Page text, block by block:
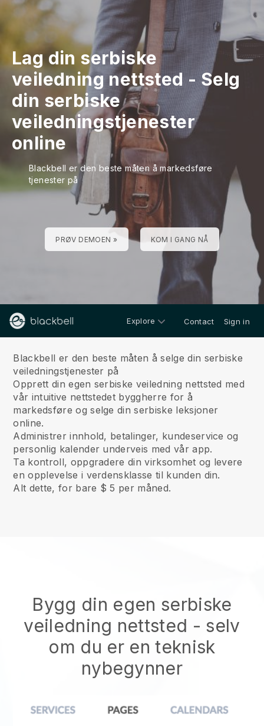
Lag din serbiske
veiledning nettsted-Selg
din serbiske
veiledningstjenester
online
Blackbell er den beste måten å markedsføre
tjenester på
PRØV DEMOEN » KOM I GANG NÅ
Explore Contact Sign in
Blackbell er den beste måten å selge din serbiske
veiledningstjenester på
Opprett din egen serbiske veiledning nettsted med
vår intuitive nettstedet byggherre for å
markedsføre og selge din serbiske leksjoner
online.
Administrer innhold, betalinger, kundeservice og
personlig kalender underveis med vår app.
Ta kontroll, oppgradere din virksomhet og levere
en opplevelse i verdensklasse til kunden din.
Alt dette, for bare $ 5 per måned.
Bygg din egen serbiske
veiledning nettsted - selv
om du er en teknisk
nybegynner